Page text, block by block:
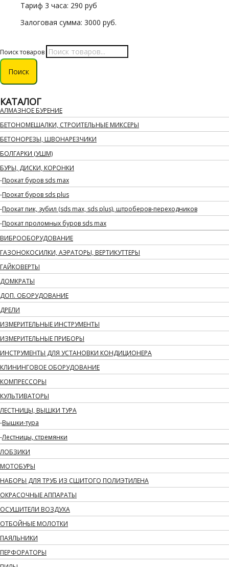
Поиск товаров
Поиск
КАТАЛОГ
АЛМАЗНОЕ БУРЕНИЕ
БЕТОНОМЕШАЛКИ, СТРОИТЕЛЬНЫЕ МИКСЕРЫ
БЕТОНОРЕЗЫ, ШВОНАРЕЗЧИКИ
БОЛГАРКИ (УШМ)
БУРЫ, ДИСКИ, КОРОНКИ
Прокат буров sds max
Прокат буров sds plus
Прокат пик, зубил (sds max, sds plus), штроберов-переходников
Прокат проломных буров sds max
ВИБРООБОРУДОВАНИЕ
ГАЗОНОКОСИЛКИ, АЭРАТОРЫ, ВЕРТИКУТТЕРЫ
ГАЙКОВЕРТЫ
ДОМКРАТЫ
ДОП. ОБОРУДОВАНИЕ
ДРЕЛИ
ИЗМЕРИТЕЛЬНЫЕ ИНСТРУМЕНТЫ
ИЗМЕРИТЕЛЬНЫЕ ПРИБОРЫ
ИНСТРУМЕНТЫ ДЛЯ УСТАНОВКИ КОНДИЦИОНЕРА
КЛИНИНГОВОЕ ОБОРУДОВАНИЕ
КОМПРЕССОРЫ
КУЛЬТИВАТОРЫ
ЛЕСТНИЦЫ, ВЫШКИ ТУРА
Вышки-тура
Лестницы, стремянки
ЛОБЗИКИ
МОТОБУРЫ
НАБОРЫ ДЛЯ ТРУБ ИЗ СШИТОГО ПОЛИЭТИЛЕНА
ОКРАСОЧНЫЕ АППАРАТЫ
ОСУШИТЕЛИ ВОЗДУХА
ОТБОЙНЫЕ МОЛОТКИ
ПАЯЛЬНИКИ
ПЕРФОРАТОРЫ
Тариф 3 часа: 290 руб
Залоговая сумма: 3000 руб.